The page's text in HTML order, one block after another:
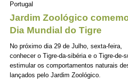
Portugal
Jardim Zoológico
Dia Mundial do Tigre
No próximo dia 29 de Julho, sexta-feira,
conhecer o Tigre-da-sibéria e o Tigre-de-
estimular os comportamentos naturais
lançados pelo Jardim Zoológico.